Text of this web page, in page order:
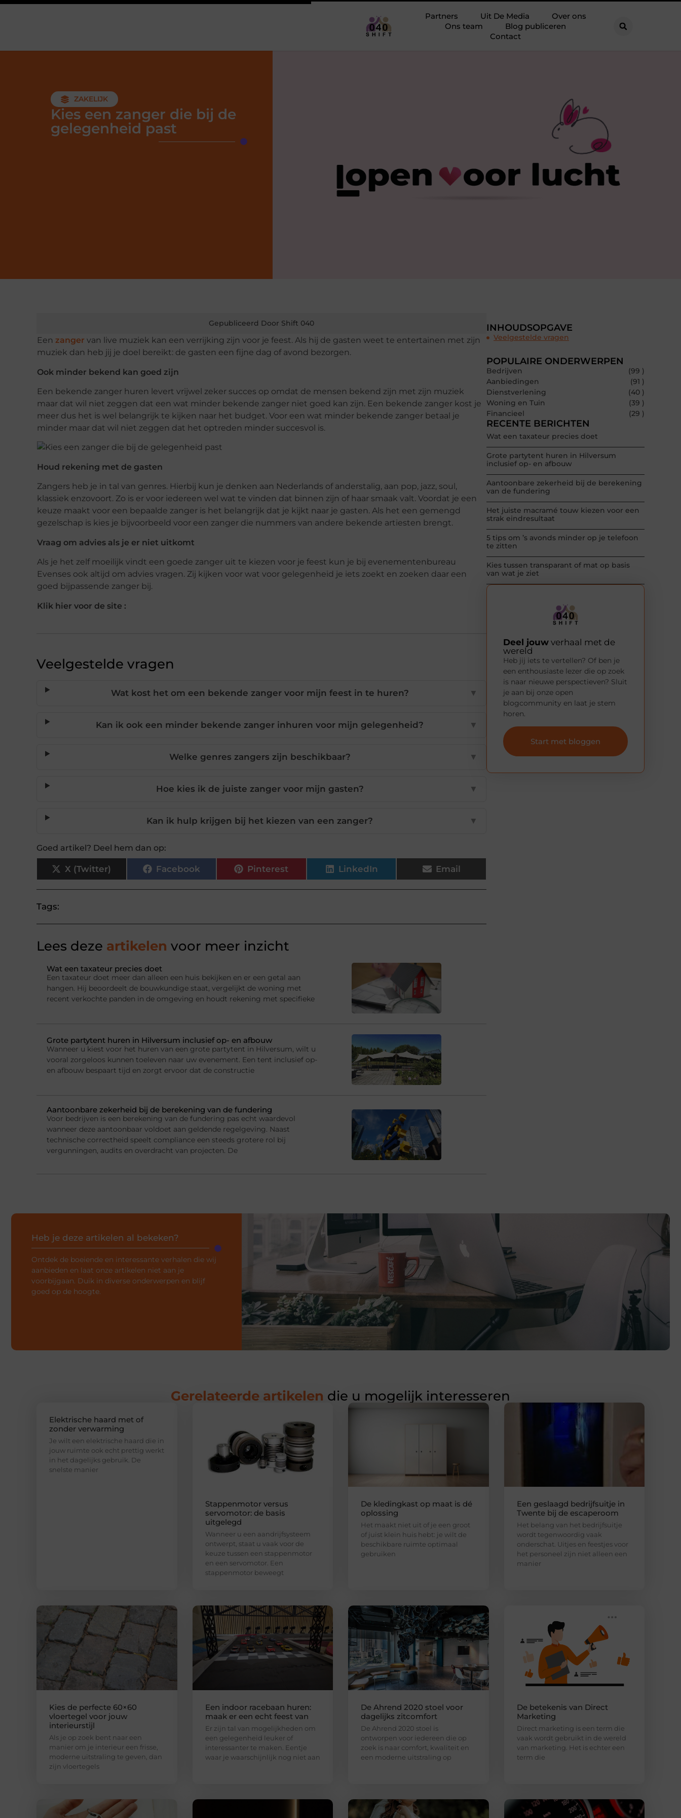
Partners Uit De Media
Over ons
Ons team
Blog publiceren
Contact
ZAKELIJK
Kies een zanger die bij de
gelegenheid past
Gepubliceerd Door Shift 040
Een zanger van live muziek kan een verrijking zijn voor je feest. Als hij de gasten weet te entertainen met zijn
muziek dan heb jij je doel bereikt: de gasten een fijne dag of avond bezorgen.
Ook minder bekend kan goed zijn
Een bekende zanger huren levert vrijwel zeker succes op omdat de mensen bekend zijn met zijn muziek
maar dat wil niet zeggen dat een wat minder bekende zanger niet goed kan zijn. Een bekende zanger kost je
meer dus het is wel belangrijk te kijken naar het budget. Voor een wat minder bekende zanger betaal je
minder maar dat wil niet zeggen dat het optreden minder succesvol is.
Houd rekening met de gasten
Zangers heb je in tal van genres. Hierbij kun je denken aan Nederlands of anderstalig, aan pop, jazz, soul,
klassiek enzovoort. Zo is er voor iedereen wel wat te vinden dat binnen zijn of haar smaak valt. Voordat je een
keuze maakt voor een bepaalde zanger is het belangrijk dat je kijkt naar je gasten. Als het een gemengd
gezelschap is kies je bijvoorbeeld voor een zanger die nummers van andere bekende artiesten brengt.
Vraag om advies als je er niet uitkomt
Als je het zelf moeilijk vindt een goede zanger uit te kiezen voor je feest kun je bij evenementenbureau
Evenses ook altijd om advies vragen. Zij kijken voor wat voor gelegenheid je iets zoekt en zoeken daar een
goed bijpassende zanger bij.
Klik hier voor de site :
Veelgestelde vragen
Wat kost het om een bekende zanger voor mijn feest in te huren? ▼
Kan ik ook een minder bekende zanger inhuren voor mijn gelegenheid? ▼
Welke genres zangers zijn beschikbaar? ▼
Hoe kies ik de juiste zanger voor mijn gasten? ▼
Kan ik hulp krijgen bij het kiezen van een zanger? ▼
Goed artikel? Deel hem dan op:
X (Twitter) Facebook Pinterest LinkedIn Email
Tags:
Lees deze artikelen voor meer inzicht
Wat een taxateur precies doet
Een taxateur doet meer dan alleen een huis bekijken en er een getal aan
hangen. Hij beoordeelt de bouwkundige staat, vergelijkt de woning met
recent verkochte panden in de omgeving en houdt rekening met specifieke
Grote partytent huren in Hilversum inclusief op- en afbouw
Wanneer u kiest voor het huren van een grote partytent in Hilversum, wilt u
vooral zorgeloos kunnen toeleven naar uw evenement. Een tent inclusief op-
en afbouw bespaart tijd en zorgt ervoor dat de constructie
Aantoonbare zekerheid bij de berekening van de fundering
Voor bedrijven is een berekening van de fundering pas echt waardevol
wanneer deze aantoonbaar voldoet aan geldende regelgeving. Naast
technische correctheid speelt compliance een steeds grotere rol bij
vergunningen, audits en overdracht van projecten. De
INHOUDSOPGAVE
Veelgestelde vragen
POPULAIRE ONDERWERPEN
Bedrijven
(99 )
Aanbiedingen
(91 )
Dienstverlening
(40 )
Woning en Tuin
(39 )
Financieel
(29 )
RECENTE BERICHTEN
Wat een taxateur precies doet
Grote partytent huren in Hilversum
inclusief op- en afbouw
Aantoonbare zekerheid bij de berekening
van de fundering
Het juiste macramé touw kiezen voor een
strak eindresultaat
5 tips om ’s avonds minder op je telefoon
te zitten
Kies tussen transparant of mat op basis
van wat je ziet
Deel jouw verhaal met de
wereld
Heb jij iets te vertellen? Of ben je
een enthousiaste lezer die op zoek
is naar nieuwe perspectieven? Sluit
je aan bij onze open
blogcommunity en laat je stem
horen.
Start met bloggen
Heb je deze artikelen al bekeken?
Ontdek de boeiende en interessante verhalen die wij
aanbieden en laat onze artikelen niet aan je
voorbijgaan. Duik in diverse onderwerpen en blijf
goed op de hoogte.
Gerelateerde artikelen die u mogelijk interesseren
Elektrische haard met of
zonder verwarming
Je wilt een elektrische haard die in
jouw ruimte ook echt prettig werkt
in het dagelijks gebruik. De
snelste manier
Stappenmotor versus
servomotor: de basis
uitgelegd
Wanneer u een aandrijfsysteem
ontwerpt, staat u vaak voor de
keuze tussen een stappenmotor
en een servomotor. Een
stappenmotor beweegt
De kledingkast op maat is dé
oplossing
Het maakt niet uit of je een groot
of juist klein huis hebt: je wilt de
beschikbare ruimte optimaal
gebruiken
Een geslaagd bedrijfsuitje in
Twente bij de escaperoom
Het belang van het bedrijfsuitje
wordt tegenwoordig vaak
onderschat. Uitjes en feestjes voor
het personeel zijn niet alleen een
manier
Kies de perfecte 60×60
vloertegel voor jouw
interieurstijl
Als je op zoek bent naar een
manier om je interieur een frisse,
moderne uitstraling te geven, dan
zijn vloertegels
Een indoor racebaan huren:
maak er een echt feest van
Er zijn tal van mogelijkheden om
een gelegenheid leuker of
interessanter te maken. Eentje
waar je waarschijnlijk nog niet aan
De Ahrend 2020 stoel voor
dagelijks zitcomfort
De Ahrend 2020 stoel is
ontworpen voor iedereen die op
zoek is naar comfort, kwaliteit en
een moderne uitstraling op
De betekenis van Direct
Marketing
Direct marketing is een term die
vaak wordt gebruikt in de wereld
van marketing. Het is echter een
term die